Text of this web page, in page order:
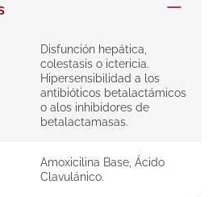
Disfunción hepática,
colestasis o ictericia.
Hipersensibilidad a los
antibióticos betalactámicos
o alos inhibidores de
betalactamasas.
Amoxicilina Base, Ácido
Clavulánico.